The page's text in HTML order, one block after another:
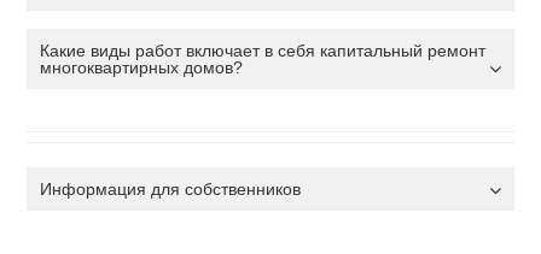
Какие виды работ включает в себя капитальный ремонт
многоквартирных домов?
Информация для собственников